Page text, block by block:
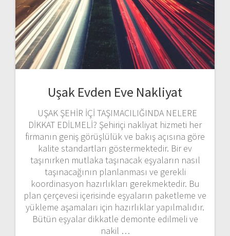
Uşak Evden Eve Nakliyat
UŞAK ŞEHİR İÇİ TAŞIMACILIĞINDA NELERE
DİKKAT EDİLMELİ? Şehiriçi nakliyat hizmeti her
firmanın geniş görüşlülük ve bakış açısına göre
kalite standartları göstermektedir. Bir ev
taşınırken mutlaka taşınacak eşyaların nasıl
taşınacağının planlanması ve gerekli
koordinasyon hazırlıkları gerekmektedir. Bu
plan çerçevesi içerisinde eşyaların paketleme ve
yükleme aşamaları için hazırlıklar yapılmalıdır.
Bütün eşyalar dikkatle demonte edilmeli ve
nakil …